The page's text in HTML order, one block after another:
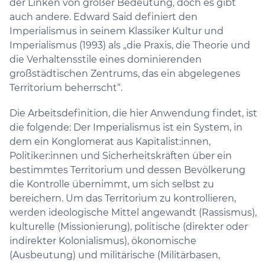
der Linken von großer Bedeutung, doch es gibt
auch andere. Edward Said definiert den
Imperialismus in seinem Klassiker Kultur und
Imperialismus (1993) als „die Praxis, die Theorie und
die Verhaltensstile eines dominierenden
großstädtischen Zentrums, das ein abgelegenes
Territorium beherrscht“.
Die Arbeitsdefinition, die hier Anwendung findet, ist
die folgende: Der Imperialismus ist ein System, in
dem ein Konglomerat aus Kapitalist:innen,
Politiker:innen und Sicherheitskräften über ein
bestimmtes Territorium und dessen Bevölkerung
die Kontrolle übernimmt, um sich selbst zu
bereichern. Um das Territorium zu kontrollieren,
werden ideologische Mittel angewandt (Rassismus),
kulturelle (Missionierung), politische (direkter oder
indirekter Kolonialismus), ökonomische
(Ausbeutung) und militärische (Militärbasen,